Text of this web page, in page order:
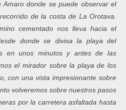
donde se puede observar el
de la costa de La Orotava.
cementado nos lleva hacia el
donde se divisa la playa del
en unos minutos y antes de las
el mirador sobre la playa de los
con una vista impresionante sobre
volveremos sobre nuestros pasos
por la carretera asfaltada hasta